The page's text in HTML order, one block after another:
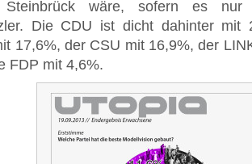
wäre, sofern es
Die CDU ist dicht dahinter mit
17,6%, der CSU mit 16,9%, der
FDP mit 4,6%.